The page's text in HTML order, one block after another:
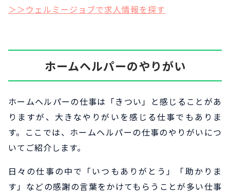
＞＞ウェルミージョブで求人情報を探す
ホームヘルパーのやりがい
ホームヘルパーの仕事は「きつい」と感じることがあ
りますが、大きなやりがいを感じる仕事でもありま
す。ここでは、ホームヘルパーの仕事のやりがいにつ
いてご紹介します。
日々の仕事の中で「いつもありがとう」「助かりま
す」などの感謝の言葉をかけてもらうことが多い仕事